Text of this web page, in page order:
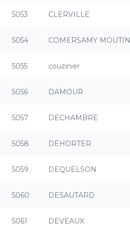
5053 CLERVILLE
5054 COMERSAMY MOUTIN
5055 couzinier
5056 DAMOUR
5057 DECHAMBRE
5058 DEHORTER
5059 DEQUELSON
5060 DESAUTARD
5061 DEVEAUX